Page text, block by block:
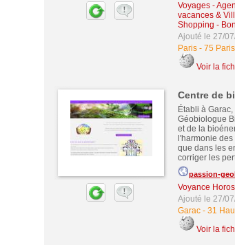
Voyages -
vacances &
Shopping -
Ajouté le 27/
Paris- 75 Paris
Voir la
Centre de
Établi à
Géobiologue
et de la
l'harmonie
que dans les
corriger les
passion-
Voyance
Ajouté le 27/
Garac- 31
Voir la